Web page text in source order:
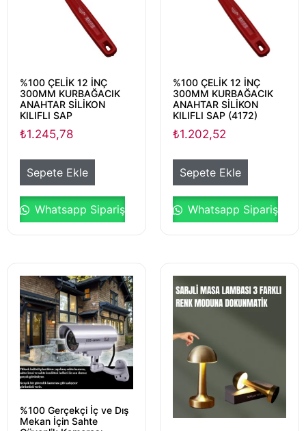
%100 ÇELİK 12 İNÇ
300MM KURBAĞACIK
ANAHTAR SİLİKON
KILIFLI SAP
₺1.245,78
Sepete Ekle
Whatsapp Sipariş
%100 ÇELİK 12 İNÇ
300MM KURBAĞACIK
ANAHTAR SİLİKON
KILIFLI SAP (4172)
₺1.202,52
Sepete Ekle
Whatsapp Sipariş
%100 Gerçekçi İç ve Dış
Mekan İçin Sahte